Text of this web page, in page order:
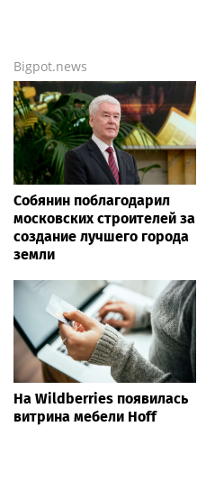
Bigpot.news
Собянин поблагодарил
московских строителей за
создание лучшего города
земли
На Wildberries появилась
витрина мебели Hoff